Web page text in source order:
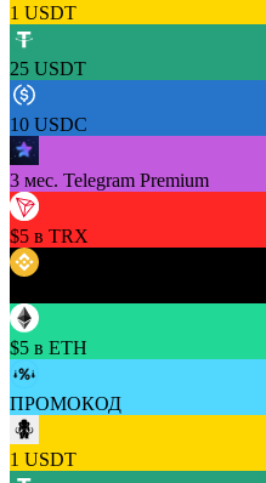
1 USDT
25 USDT
10 USDC
3 мес. Telegram Premium
$5 в TRX
$5 в ETH
ПРОМОКОД
1 USDT